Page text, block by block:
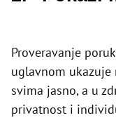
Proveravanje
uglavnom ukazuje
svima jasno, a u
privatnost i